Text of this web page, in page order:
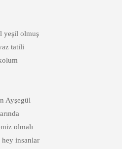
yeşil olmuş
tatili
Ayşegül
olmalı
hey insanlar